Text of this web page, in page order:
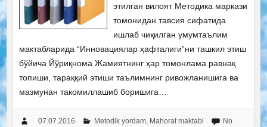
этилган вилоят Методика маркази
томонидан тавсия сифатида
ишлаб чиқилган умумтаълим
мактабларида “Инновациялар ҳафталиги”ни ташкил этиш
бўйича Йўриқнома Жамиятнинг ҳар томонлама равнақ
топиши, тараққий этиши таълимнинг ривожланишига ва
мазмунан такомиллашиб боришига…
07.07.2016 Metodik yordam, Mahorat maktabi
No